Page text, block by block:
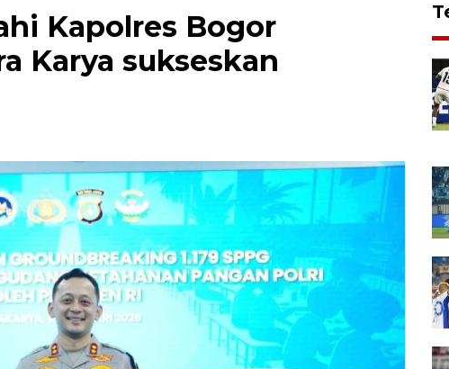
Kapolres Bogor
Karya sukseskan